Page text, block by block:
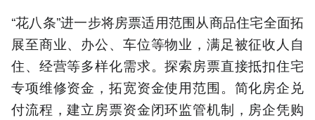
“花八条”进一步将房票适用范围从商品住宅全面拓
展至商业、办公、车位等物业，满足被征收人自
住、经营等多样化需求。探索房票直接抵扣住宅
专项维修资金，拓宽资金使用范围。简化房企兑
付流程，建立房票资金闭环监管机制，房企凭购